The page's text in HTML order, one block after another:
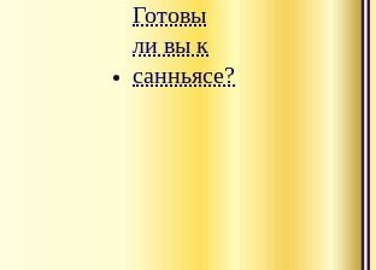
Готовы
ли вы к
санньясе?